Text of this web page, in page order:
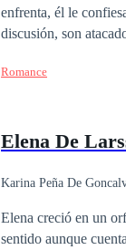
enfrenta, él le
discusión, son atacados por
que morirá y a Odele se le rompe el
hicieron.
Romance
Elena De
Karina Peña De
Elena creció en un
sentido aunque